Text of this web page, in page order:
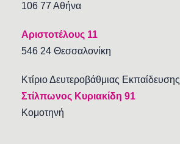
106 77 Αθήνα
Αριστοτέλους 11
546 24 Θεσσαλονίκη
Κτίριο Δευτεροβάθμιας Εκπαίδευσης
Στίλπωνος Κυριακίδη 91
Κομοτηνή